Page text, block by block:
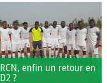
RCN, enfin un retour en
D2 ?